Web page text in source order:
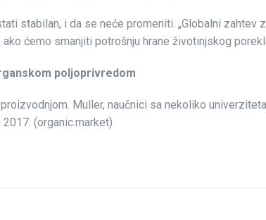
stabilan, i da se neće promeniti. „Globalni zahtev
ćemo smanjiti potrošnju hrane životinjskog
poljoprivredom
Muller, naučnici sa nekoliko
(organic.market)